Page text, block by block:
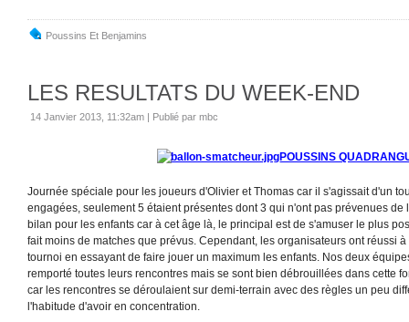
Poussins Et Benjamins
LES RESULTATS DU WEEK-END
14 Janvier 2013, 11:32am | Publié par mbc
POUSSINS
Journée spéciale pour les joueurs d'Olivier et Thomas car il s'agissait d'un
engagées, seulement 5 étaient présentes dont 3 qui n'ont pas prévenues de
bilan pour les enfants car à cet âge là, le principal est de s'amuser le plus
fait moins de matches que prévus. Cependant, les organisateurs ont réussi
tournoi en essayant de faire jouer un maximum les enfants. Nos deux
remporté toutes leurs rencontres mais se sont bien débrouillées dans cette
car les rencontres se déroulaient sur demi-terrain avec des règles un peu
l'habitude d'avoir en concentration.